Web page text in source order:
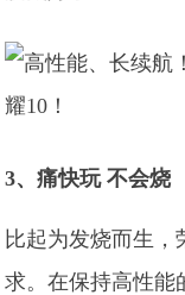
3、痛快玩 不会烧
比起为发烧而生
求。在保持高性能